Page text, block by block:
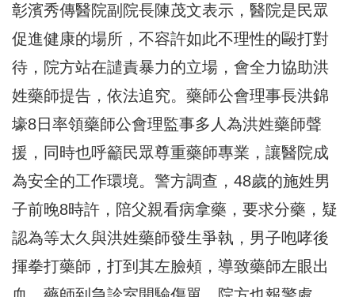
彰濱秀傳醫院副院長陳茂文表示，醫院是民眾
促進健康的場所，不容許如此不理性的毆打對
待，院方站在譴責暴力的立場，會全力協助洪
姓藥師提告，依法追究。藥師公會理事長洪錦
壕8日率領藥師公會理監事多人為洪姓藥師聲
援，同時也呼籲民眾尊重藥師專業，讓醫院成
為安全的工作環境。警方調查，48歲的施姓男
子前晚8時許，陪父親看病拿藥，要求分藥，疑
認為等太久與洪姓藥師發生爭執，男子咆哮後
揮拳打藥師，打到其左臉頰，導致藥師左眼出